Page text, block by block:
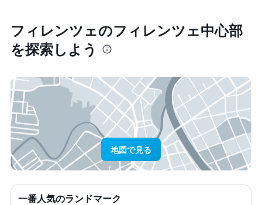
フィレンツェ​のフィレンツェ中心部​
を探索しよう
地図で見る
一番人気のランドマーク